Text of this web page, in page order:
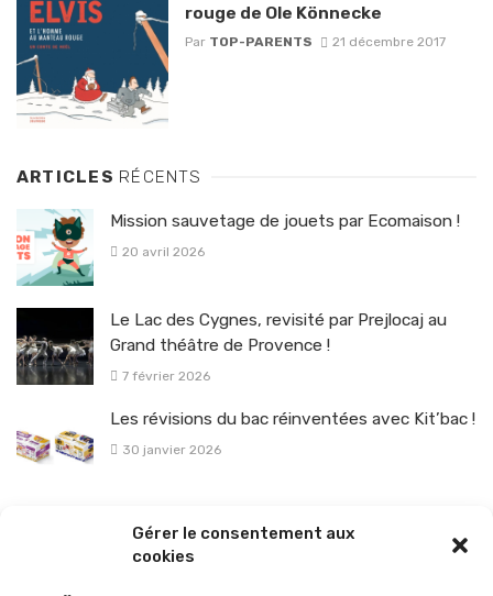
Gérer le consentement aux
cookies
rouge de Ole Könnecke
Par TOP-PARENTS 21 décembre 2017
ARTICLES RÉCENTS
Mission sauvetage de jouets par Ecomaison !
20 avril 2026
Le Lac des Cygnes, revisité par Prejlocaj au
Grand théâtre de Provence !
7 février 2026
Les révisions du bac réinventées avec Kit’bac !
30 janvier 2026